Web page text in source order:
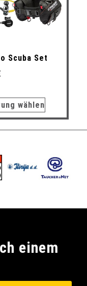
Scuba Set
wählen
einem